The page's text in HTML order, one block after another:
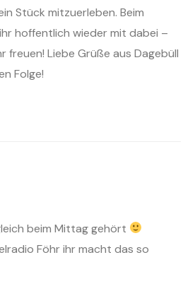
Stück mitzuerleben. Beim
hoffentlich wieder mit dabei –
freuen! Liebe Grüße aus Dagebüll
Folge!
beim Mittag gehört
Föhr ihr macht das so